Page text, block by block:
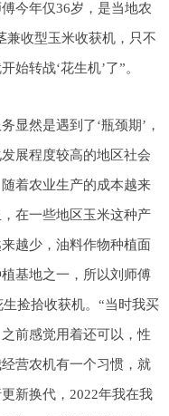
今年仅36岁，是当地农
兼收型玉米收获机，只不
始转战‘花生机’了”。
显然是遇到了‘瓶颈期’，
展程度较高的地区社会
着农业生产的成本越来
在一些地区玉米这种产
越少，油料作物种植面
基地之一，所以刘师傅
捡拾收获机。“当时我买
前感觉用着还可以，性
营农机有一个习惯，就
新换代，2022年我在我